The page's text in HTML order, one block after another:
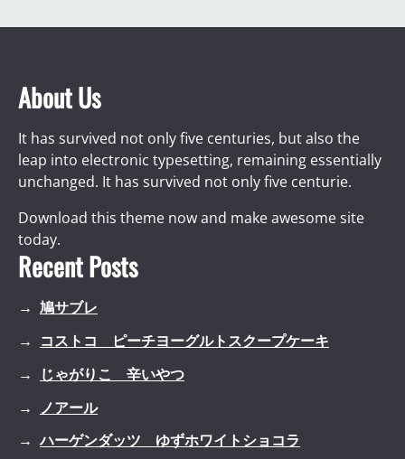
About Us
It has survived not only five centuries, but also the
leap into electronic typesetting, remaining essentially
unchanged. It has survived not only five centurie.
Download this theme now and make awesome site
today.
Recent Posts
鳩サブレ
コストコ ピーチヨーグルトスクープケーキ
じゃがりこ 辛いやつ
ノアール
ハーゲンダッツ ゆずホワイトショコラ